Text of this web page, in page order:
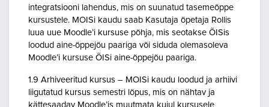
integratsiooni lahendus, mis on suunatud tasemeõppe
kursustele. MOISi kaudu saab Kasutaja õpetaja Rollis
luua uue Moodle’i kursuse põhja, mis seotakse ÕISis
loodud aine-õppejõu paariga või siduda olemasoleva
Moodle’i kursuse ÕISi aine-õppejõu paariga.
1.9 Arhiveeritud kursus – MOISi kaudu loodud ja arhiivi
liigutatud kursus semestri lõpus, mis on nähtav ja
kättesaadav Moodle’is muutmata kujul kursusele